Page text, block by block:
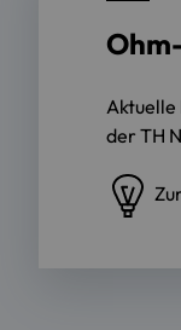
Aktuelle
der TH